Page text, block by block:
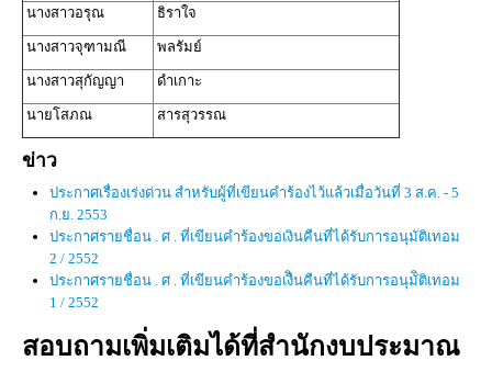
นางสาวอรุณ ธิราใจ
นางสาวจุฑามณี พลรัมย์
นางสาวสุกัญญา ดำเกาะ
นายโสภณ สารสุวรรณ
ข่าว
ประกาศเรื่องเร่งด่วน สำหรับผู้ที่เขียนคำร้องไว้แล้วเมื่อวันที่ 3 ส.ค. - 5
ก.ย. 2553
ประกาศรายชื่อน . ศ . ที่เขียนคำร้องขอเงินคืนที่ได้รับการอนุมัติเทอม
2 / 2552
ประกาศรายชื่อน . ศ . ที่เขียนคำร้องขอเงืินคืนที่ได้รับการอนุมัิติเทอม
1 / 2552
สอบถามเพิ่มเติมได้ที่สำนักงบประมาณ